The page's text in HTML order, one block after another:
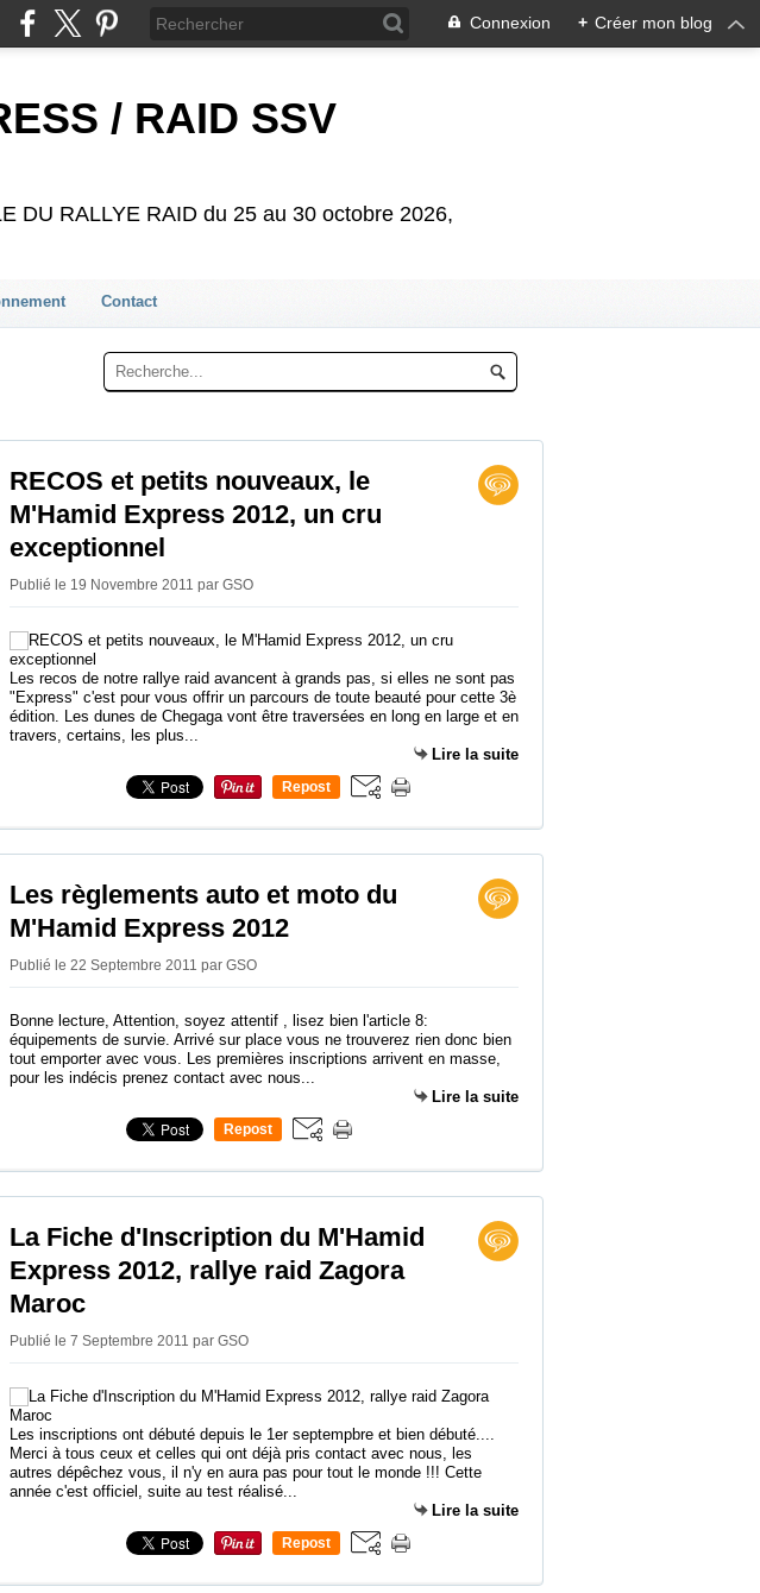
Connexion + Créer mon blog
/ RAID SSV
DU RALLYE RAID du 25 au 30 octobre 2026,
Contact
RECOS et petits nouveaux, le
M'Hamid Express 2012, un cru
exceptionnel
Publié le 19 Novembre 2011 par GSO
Les recos de notre rallye raid avancent à grands pas, si elles ne sont pas
"Express" c'est pour vous offrir un parcours de toute beauté pour cette 3è
édition. Les dunes de Chegaga vont être traversées en long en large et en
travers, certains, les plus...
Lire la suite
Repost
Les règlements auto et moto du
M'Hamid Express 2012
Publié le 22 Septembre 2011 par GSO
Bonne lecture, Attention, soyez attentif , lisez bien l'article 8:
équipements de survie. Arrivé sur place vous ne trouverez rien donc bien
tout emporter avec vous. Les premières inscriptions arrivent en masse,
pour les indécis prenez contact avec nous...
Lire la suite
Repost
La Fiche d'Inscription du M'Hamid
Express 2012, rallye raid Zagora
Maroc
Publié le 7 Septembre 2011 par GSO
Les inscriptions ont débuté depuis le 1er septempbre et bien débuté....
Merci à tous ceux et celles qui ont déjà pris contact avec nous, les
autres dépêchez vous, il n'y en aura pas pour tout le monde !!! Cette
année c'est officiel, suite au test réalisé...
Lire la suite
Repost